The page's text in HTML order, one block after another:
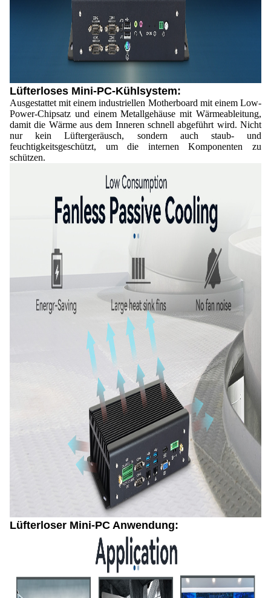
Lüfterloses Mini-PC-Kühlsystem:
Ausgestattet mit einem industriellen Motherboard mit einem Low-
Power-Chipsatz und einem Metallgehäuse mit Wärmeableitung,
damit die Wärme aus dem Inneren schnell abgeführt wird. Nicht
nur kein Lüftergeräusch, sondern auch staub- und
feuchtigkeitsgeschützt, um die internen Komponenten zu
schützen.
Lüfterloser Mini-PC Anwendung: